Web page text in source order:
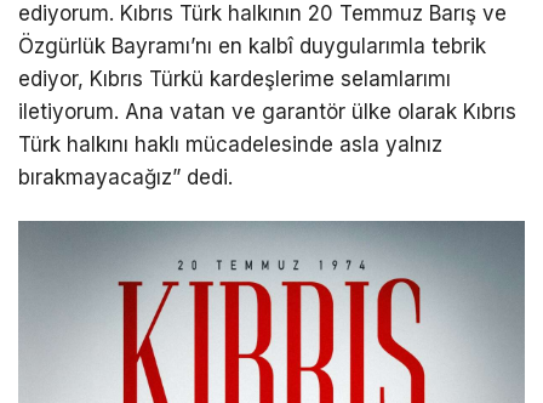
ediyorum. Kıbrıs Türk halkının 20 Temmuz Barış ve
Özgürlük Bayramı’nı en kalbî duygularımla tebrik
ediyor, Kıbrıs Türkü kardeşlerime selamlarımı
iletiyorum. Ana vatan ve garantör ülke olarak Kıbrıs
Türk halkını haklı mücadelesinde asla yalnız
bırakmayacağız” dedi.